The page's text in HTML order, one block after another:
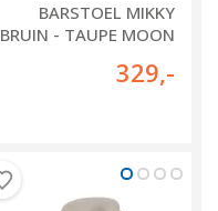
BARSTOEL MIKKY
BRUIN - TAUPE MOON
329,-